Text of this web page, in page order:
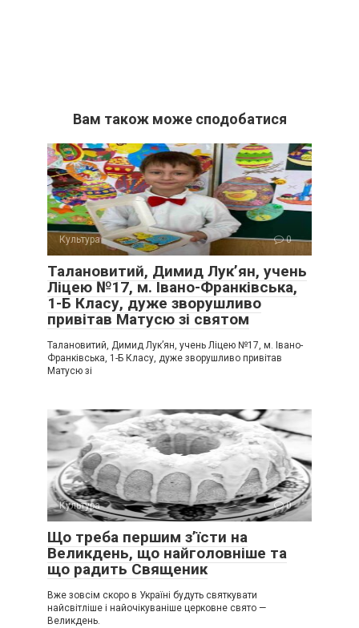
Вам також може сподобатися
Культура 0
Талановитий, Димид Лук’ян, учень
Ліцею №17, м. Івано-Франківська,
1-Б Класу, дуже зворушливо
привітав Матусю зі святом
Талановитий, Димид Лук’ян, учень Ліцею №17, м. Івано-
Франківська, 1-Б Класу, дуже зворушливо привітав
Матусю зі
Культура 0
Що треба першим з’їсти на
Великдень, що найголовніше та
що радить Священик
Вже зовсім скоро в Україні будуть святкувати
найсвітліше і найочікуваніше церковне свято —
Великдень.